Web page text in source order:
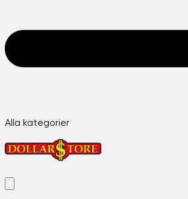
Alla kategorier